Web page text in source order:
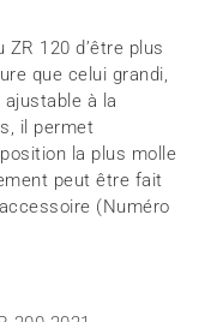
120 d’être plus
que celui grandi,
à la
il permet
la plus molle
peut être fait
(Numéro